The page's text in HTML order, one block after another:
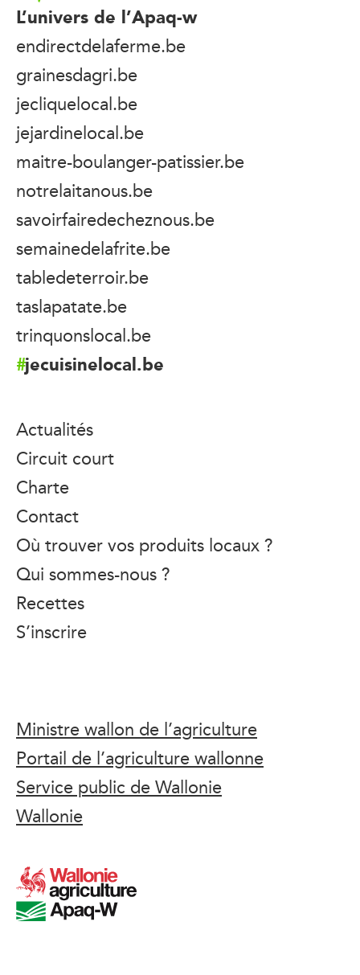
L’univers de l’Apaq-w
endirectdelaferme.be
grainesdagri.be
jecliquelocal.be
jejardinelocal.be
maitre-boulanger-patissier.be
notrelaitanous.be
savoirfairedecheznous.be
semainedelafrite.be
tabledeterroir.be
taslapatate.be
trinquonslocal.be
jecuisinelocal.be
Actualités
Circuit court
Charte
Contact
Où trouver vos produits locaux ?
Qui sommes-nous ?
Recettes
S’inscrire
Ministre wallon de l’agriculture
Portail de l’agriculture wallonne
Service public de Wallonie
Wallonie